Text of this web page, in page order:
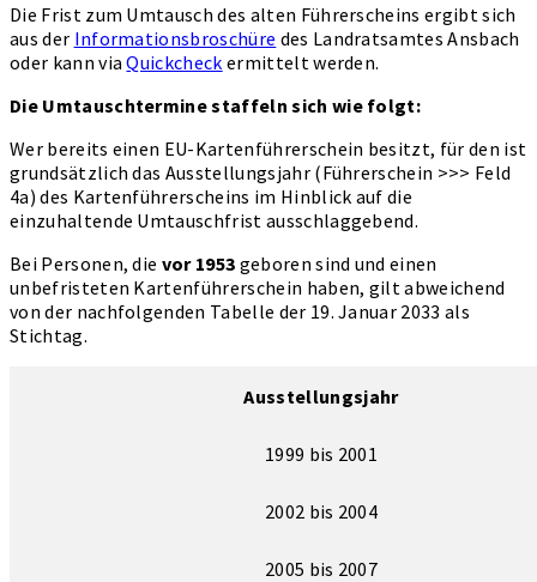
Die Frist zum Umtausch des alten Führerscheins ergibt sich
aus der Informationsbroschüre des Landratsamtes Ansbach
oder kann viaQuickcheck ermittelt werden.
Die Umtauschtermine staffeln sich wie folgt:
Wer bereits einen EU-Kartenführerschein besitzt, für den ist
grundsätzlich das Ausstellungsjahr (Führerschein >>> Feld
4a) des Kartenführerscheins im Hinblick auf die
einzuhaltende Umtauschfrist ausschlaggebend.
Bei Personen, die vor 1953 geboren sind und einen
unbefristeten Kartenführerschein haben, gilt abweichend
von der nachfolgenden Tabelle der 19. Januar 2033 als
Stichtag.
Ausstellungsjahr
1999 bis 2001
2002 bis 2004
2005 bis 2007